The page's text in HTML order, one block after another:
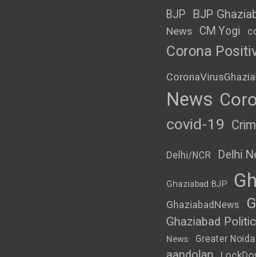
BJP BJP
News CM Yogi
Corona
News
covid-19
Delhi/NCR Delhi
Ghaziabad BJP
GhaziabadNews
Ghaziabad
News
Greater Noida